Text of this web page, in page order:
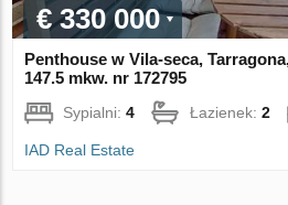
€ 330 000
Penthouse w Vila-seca,
147.5 mkw. nr 172795
Sypialni:4 Łazienek:2
IAD Real Estate